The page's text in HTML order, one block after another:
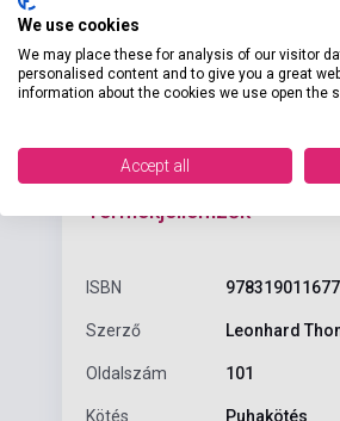
Termékjellemzők
ISBN
Szerző Leonhard
Oldalszám 101
Kötés Puhakötés
We use cookies
We may place these for analysis of our visitor
personalised content and to give you a great
information about the cookies we use open the
Accept all